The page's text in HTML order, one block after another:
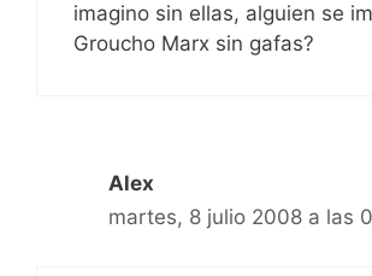
imagino sin ellas, alguien se
Groucho Marx sin gafas?
Alex
martes, 8 julio 2008 a las